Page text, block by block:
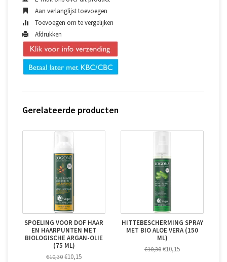
Aan verlanglijst toevoegen
Toevoegen om te vergelijken
Afdrukken
Gerelateerde producten
SPOELING VOOR DOF HAAR
EN HAARPUNTEN MET
BIOLOGISCHE ARGAN-OLIE
(75 ML)
€10,30 €10,15
HITTEBESCHERMING SPRAY
MET BIO ALOE VERA (150
ML)
€10,30 €10,15